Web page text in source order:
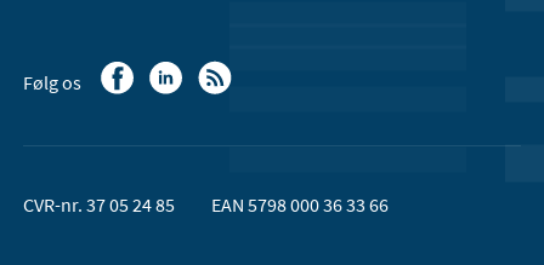
Følg os
CVR-nr. 37 05 24 85 EAN 5798 000 36 33 66